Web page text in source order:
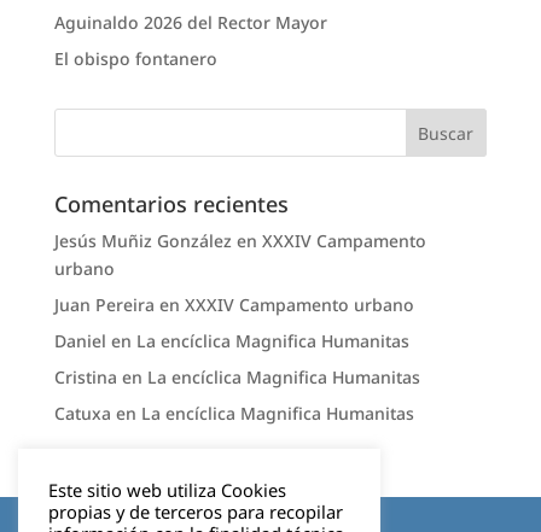
Aguinaldo 2026 del Rector Mayor
El obispo fontanero
Comentarios recientes
Jesús Muñiz González en XXXIV Campamento
urbano
Juan Pereira en XXXIV Campamento urbano
Daniel en La encíclica Magnifica Humanitas
Cristina en La encíclica Magnifica Humanitas
Catuxa en La encíclica Magnifica Humanitas
Aviso legal
Este sitio web utiliza Cookies
propias y de terceros para recopilar